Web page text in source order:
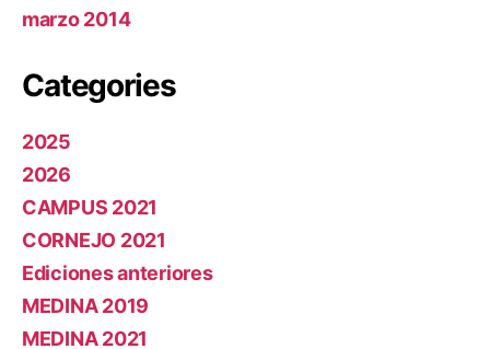
marzo 2014
Categories
2025
2026
CAMPUS 2021
CORNEJO 2021
Ediciones anteriores
MEDINA 2019
MEDINA 2021